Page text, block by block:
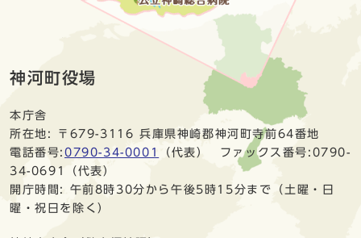
神河町役場
本庁舎
所在地: 〒679-3116 兵庫県神崎郡神河町寺前64番地
電話番号: 0790-34-0001
（代表） ファックス番号:0790-
34-0691（代表）
開庁時間: 午前8時30分から午後5時15分まで（土曜・日
曜・祝日を除く）